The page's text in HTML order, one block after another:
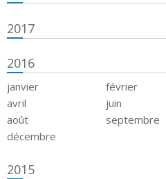
2017
2016
janvier février
avril
juin
août
septembre
décembre
2015